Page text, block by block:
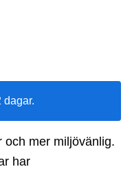
dagar.
och mer miljövänlig.
har